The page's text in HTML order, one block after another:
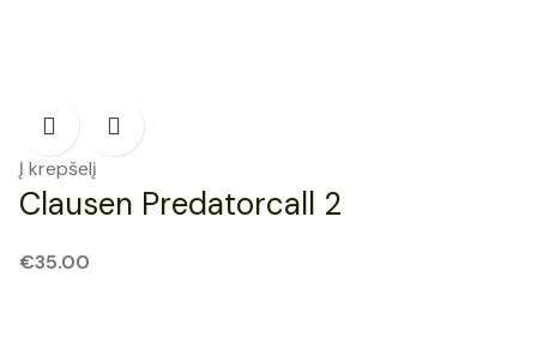
Į krepšelį
Clausen Predatorcall 2
€35.00